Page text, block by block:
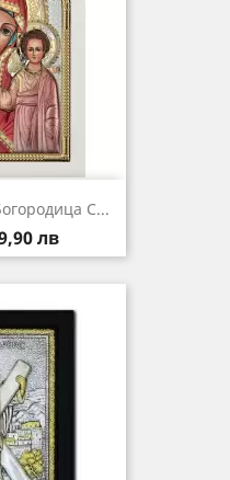
С...
лв